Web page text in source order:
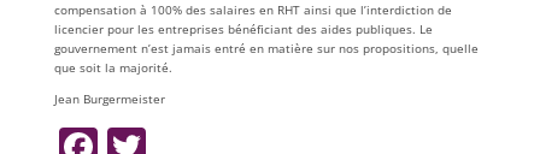
compensation à 100% des salaires en RHT ainsi que l’interdiction de
licencier pour les entreprises bénéficiant des aides publiques. Le
gouvernement n’est jamais entré en matière sur nos propositions, quelle
que soit la majorité.
Jean Burgermeister